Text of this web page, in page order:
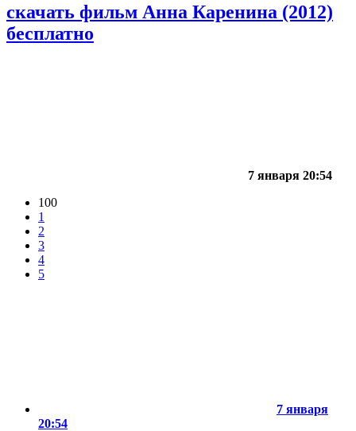
скачать фильм Анна Каренина (2012)
бесплатно
7 января 20:54
100
1
2
3
4
5
7 января
20:54